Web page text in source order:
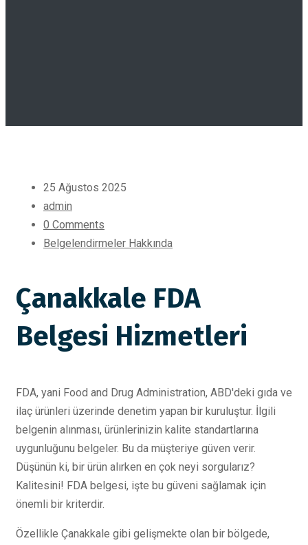
25 Ağustos 2025
admin
0 Comments
Belgelendirmeler Hakkında
Çanakkale FDA
Belgesi Hizmetleri
FDA, yani Food and Drug Administration, ABD'deki gıda ve
ilaç ürünleri üzerinde denetim yapan bir kuruluştur. İlgili
belgenin alınması, ürünlerinizin kalite standartlarına
uygunluğunu belgeler. Bu da müşteriye güven verir.
Düşünün ki, bir ürün alırken en çok neyi sorgularız?
Kalitesini! FDA belgesi, işte bu güveni sağlamak için
önemli bir kriterdir.
Özellikle Çanakkale gibi gelişmekte olan bir bölgede,